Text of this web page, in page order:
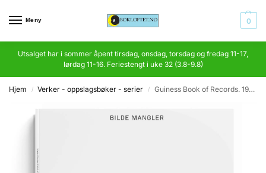
Meny 0
Utsalget har i sommer åpent tirsdag, onsdag, torsdag og fredag 11-17,
lørdag 11-16. Feriestengt i uke 32 (3.8-9.8)
Hjem / Verker - oppslagsbøker - serier / Guiness Book of Records. 1984 Edition